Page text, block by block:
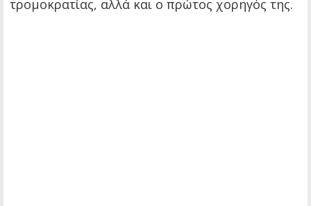
τρομοκρατίας, αλλά και ο πρώτος χορηγός της.